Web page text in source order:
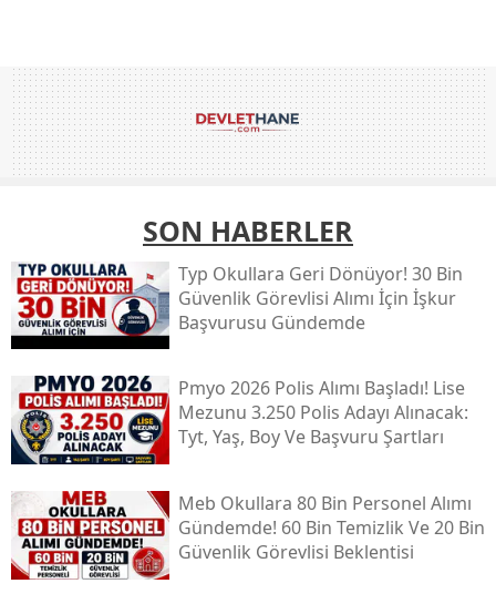
SON HABERLER
Typ Okullara Geri Dönüyor! 30 Bin
Güvenlik Görevlisi Alımı İçin İşkur
Başvurusu Gündemde
Pmyo 2026 Polis Alımı Başladı! Lise
Mezunu 3.250 Polis Adayı Alınacak:
Tyt, Yaş, Boy Ve Başvuru Şartları
Meb Okullara 80 Bin Personel Alımı
Gündemde! 60 Bin Temizlik Ve 20 Bin
Güvenlik Görevlisi Beklentisi